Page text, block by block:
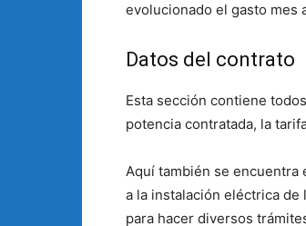
evolucionado el gasto mes
Datos del contrato
Esta sección contiene
potencia contratada, la
Aquí también se encuentra
a la instalación eléctrica
para hacer diversos